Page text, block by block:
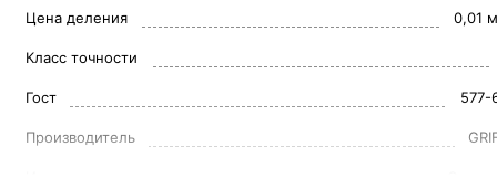
Цена деления 0,01
Класс точности
Гост 577-
Производитель